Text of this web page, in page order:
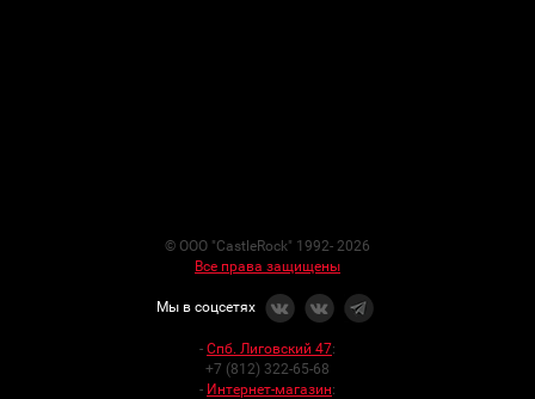
© ООО "CastleRock" 1992- 2026
Все права защищены
Мы в соцсетях
- Спб. Лиговский 47:
+7 (812) 322-65-68
- Интернет-магазин: